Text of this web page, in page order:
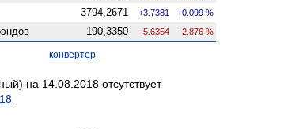
3794,2671 +3.7381 +0.099 %
190,3350 -5.6354 -2.876 %
конвертер
на 14.08.2018 отсутствует